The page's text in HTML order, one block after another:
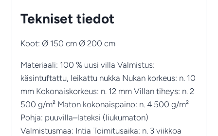
Tekniset tiedot
Koot: Ø 150 cm Ø 200 cm
Materiaali: 100 % uusi villa Valmistus:
käsintuftattu, leikattu nukka Nukan korkeus: n. 10
mm Kokonaiskorkeus: n. 12 mm Villan tiheys: n. 2
500 g/m² Maton kokonaispaino: n. 4 500 g/m²
Pohja: puuvilla–lateksi (liukumaton)
Valmistusmaa: Intia Toimitusaika: n. 3 viikkoa